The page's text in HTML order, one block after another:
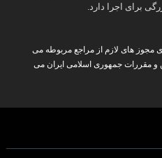
برای اجرا دارد.
مجوز های لازم از مراجع مربوطه می
و مقررات جمهوری اسلامی ایران می